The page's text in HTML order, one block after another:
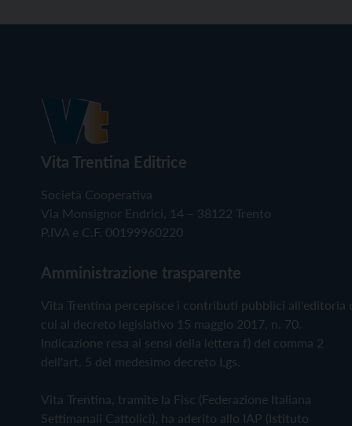
Vita Trentina Editrice
Società Cooperativa
Via Monsignor Endrici, 14 – 38122 Trento
P.IVA e C.F. 00199960220
Amministrazione trasparente
Vita Trentina percepisce i contributi pubblici all'editoria
cui al decreto legislativo 15 maggio 2017, n. 70.
Indicazione resa ai sensi della lettera f) del comma 2
dell'art. 5 del medesimo decreto Lgs.
Vita Trentina, tramite la Fisc (Federazione Italiana
Settimanali Cattolici), ha aderito allo IAP (Istituto